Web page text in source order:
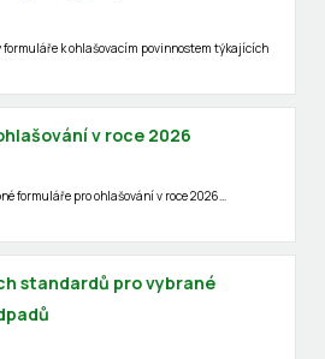
formuláře k ohlašovacím povinnostem týkajících
v roce 2026
formuláře pro ohlašování v roce 2026…
standardů pro vybrané